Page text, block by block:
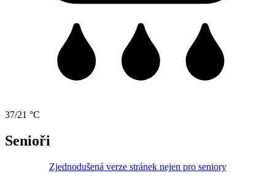
37/21 °C
Senioři
Zjednodušená verze stránek nejen pro seniory